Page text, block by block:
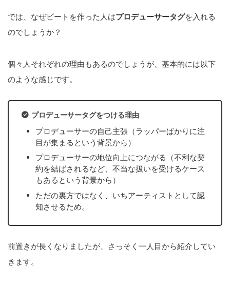
では、なぜビートを作った人はプロデューサータグを入れる
のでしょうか？
個々人それぞれの理由もあるのでしょうが、基本的には以下
のような感じです。
プロデューサータグをつける理由
プロデューサーの自己主張（ラッパーばかりに注
目が集まるという背景から）
プロデューサーの地位向上につながる（不利な契
約を結ばされるなど、不当な扱いを受けるケース
もあるという背景から）
ただの裏方ではなく、いちアーティストとして認
知させるため。
前置きが長くなりましたが、さっそく一人目から紹介してい
きます。